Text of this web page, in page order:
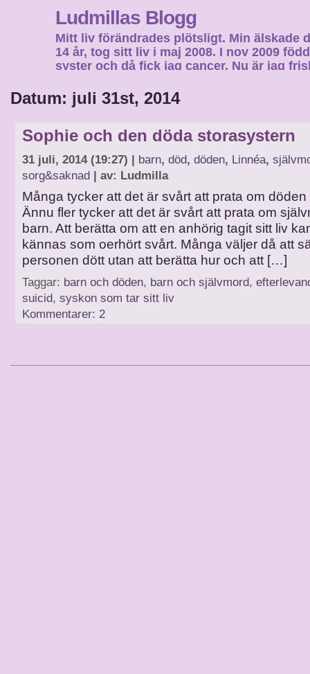
Ludmillas Blogg
Mitt liv förändrades plötsligt. Min älskade
14 år, tog sitt liv i maj 2008. I nov 2009
syster och då fick jag cancer. Nu är jag
Datum: juli 31st, 2014
Sophie och den döda storasystern
31 juli, 2014 (19:27) | barn, död, döden, Linnéa,
sorg&saknad | av: Ludmilla
Många tycker att det är svårt att prata om
Ännu fler tycker att det är svårt att prata om
barn. Att berätta om att en anhörig tagit sitt liv
kännas som oerhört svårt. Många väljer då att
personen dött utan att berätta hur och att […]
Taggar: barn och döden, barn och självmord,
suicid, syskon som tar sitt liv
Kommentarer: 2